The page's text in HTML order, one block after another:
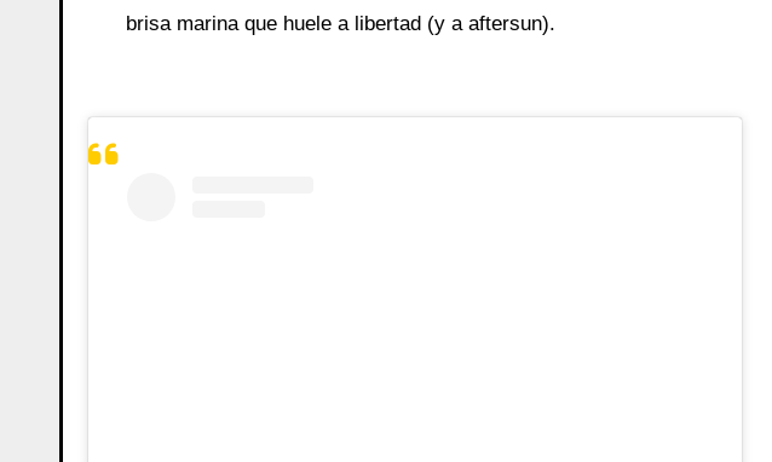
brisa marina que huele a libertad (y a aftersun).